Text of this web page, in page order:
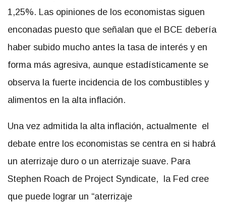
1,25%. Las opiniones de los economistas siguen
enconadas puesto que señalan que el BCE debería
haber subido mucho antes la tasa de interés y en
forma más agresiva, aunque estadísticamente se
observa la fuerte incidencia de los combustibles y
alimentos en la alta inflación.
Una vez admitida la alta inflación, actualmente el
debate entre los economistas se centra en si habrá
un aterrizaje duro o un aterrizaje suave. Para
Stephen Roach de Project Syndicate, la Fed cree
que puede lograr un “aterrizaje